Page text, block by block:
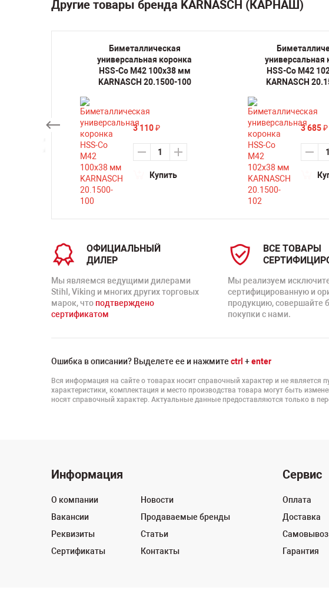
Другие товары бренда KARNASCH (КАРНАШ)
Биметаллическая
универсальная коронка
HSS-Co M42 100х38 мм
KARNASCH 20.1500-100
3 110 ₽
Купить
универсальная
HSS-Co M42
KARNASCH
3 685 ₽
ОФИЦИАЛЬНЫЙ
ДИЛЕР
Мы являемся ведущими дилерами
Stihl, Viking и многих других торговых
марок, что подтверждено
сертификатом
ВСЕ ТОВАРЫ
Мы реализуем
сертифицированную и
продукцию, совершайте
покупки с нами.
Ошибка в описании? Выделете ее и нажмите ctrl +enter
Вся информация на сайте о товарах носит справочный характер и не
характеристики, комплектация и место производства товара могут быть
носят справочный характер. Актуальные данные предоставляются только в
Информация
О компании
Вакансии
Реквизиты
Сертификаты
Новости
Продаваемые бренды
Статьи
Контакты
Сервис
Оплата
Доставка
Самовывоз
Гарантия